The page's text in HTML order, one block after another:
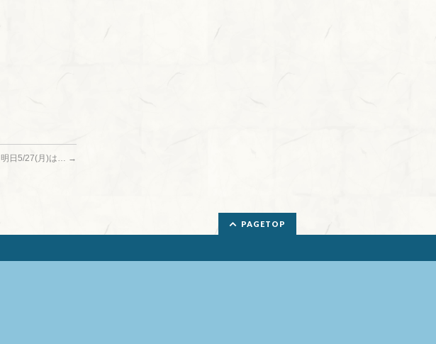
明日5/27(月)は… →
PAGETOP